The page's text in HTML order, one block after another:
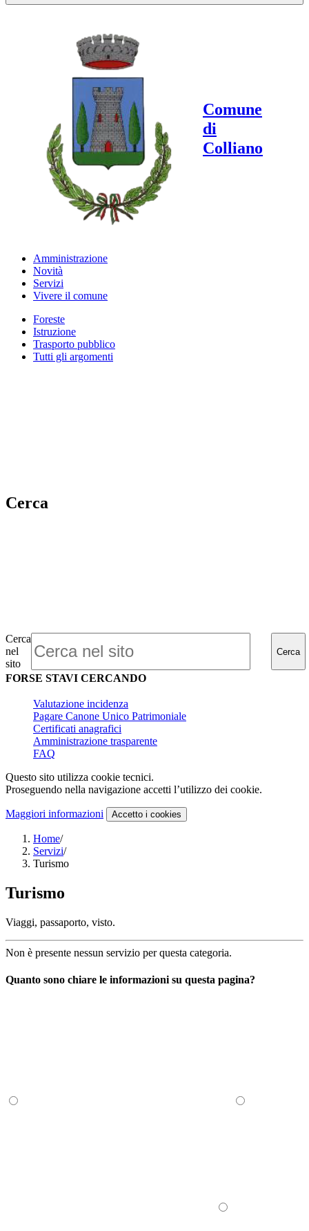
Comune
di
Colliano
Amministrazione
Novità
Servizi
Vivere il comune
Foreste
Istruzione
Trasporto pubblico
Tutti gli argomenti
Cerca
Cerca
nel
sito
Cerca
FORSE STAVI CERCANDO
Valutazione incidenza
Pagare Canone Unico Patrimoniale
Certificati anagrafici
Amministrazione trasparente
FAQ
Questo sito utilizza cookie tecnici.
Proseguendo nella navigazione accetti l’utilizzo dei cookie.
Maggiori informazioni Accetto i cookies
Home/
Servizi/
Turismo
Turismo
Viaggi, passaporto, visto.
Non è presente nessun servizio per questa categoria.
Quanto sono chiare le informazioni su questa pagina?